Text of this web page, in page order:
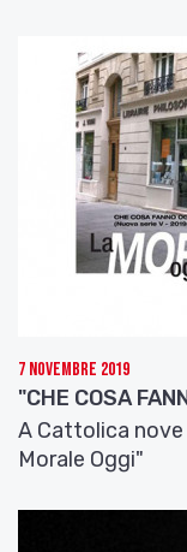
7 Novembre 2019
"CHE COSA
A Cattolica
Morale Oggi"